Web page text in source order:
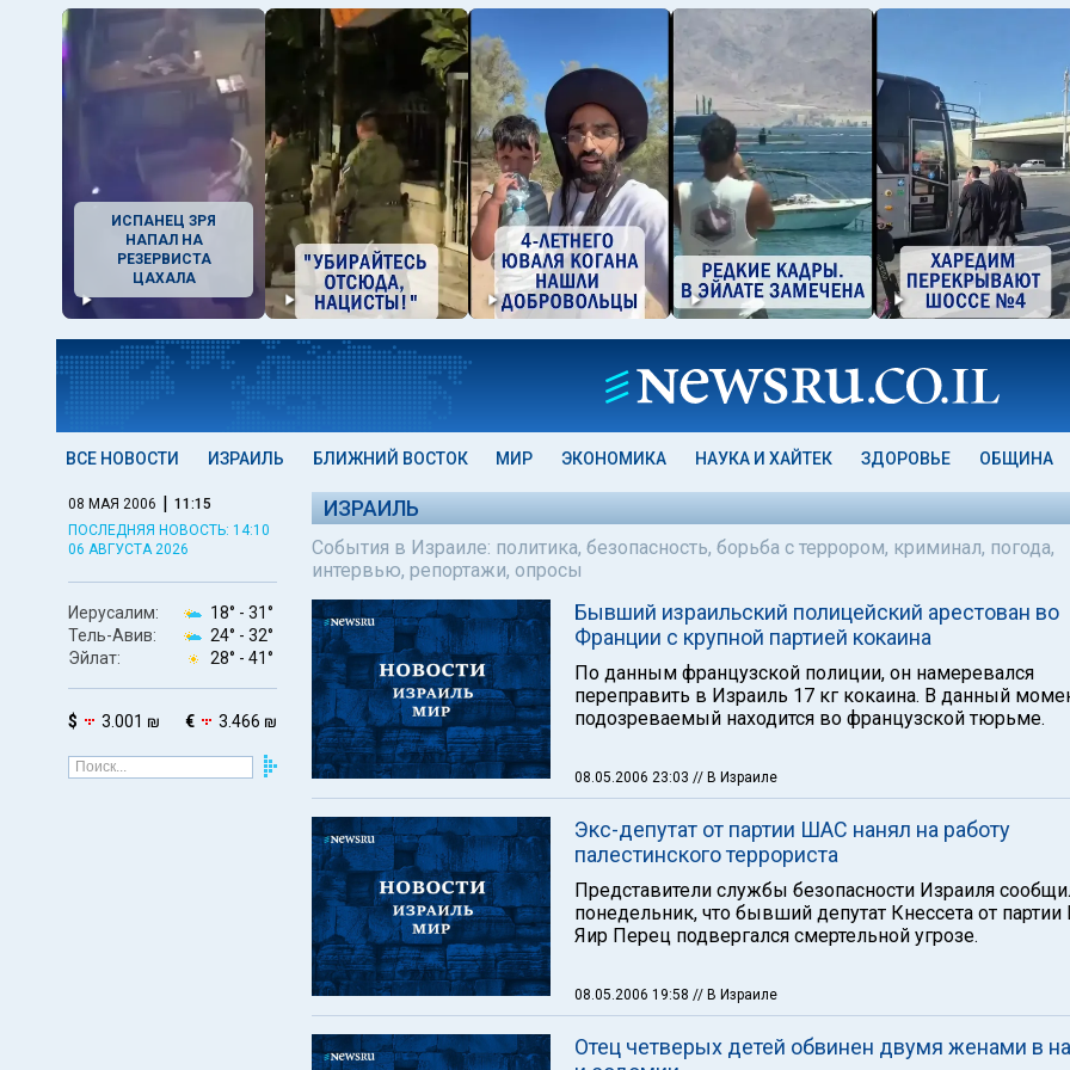
ИСПАНЕЦ ЗРЯ
НАПАЛ НА
РЕЗЕРВИСТА
ЦАХАЛА
ВСЕ НОВОСТИ ИЗРАИЛЬ БЛИЖНИЙ ВОСТОК МИР ЭКОНОМИКА НАУКА И ХАЙТЕК ЗДОРОВЬЕ ОБЩИНА
08 МАЯ 2006 | 11:15
ПОСЛЕДНЯЯ НОВОСТЬ: 14:10
06 АВГУСТА 2026
Иерусалим: 18° - 31°
Тель-Авив:
24° - 32°
Эйлат:
28° - 41°
$ 3.001 ₪ € 3.466 ₪
ИЗРАИЛЬ
События в Израиле: политика, безопасность, борьба с террором, криминал, погода,
интервью, репортажи, опросы
Бывший израильский полицейский арестован во
Франции с крупной партией кокаина
По данным французской полиции, он намеревался
переправить в Израиль 17 кг кокаина. В данный
подозреваемый находится во французской тюрьме.
08.05.2006 23:03 // В Израиле
Экс-депутат от партии ШАС нанял на работу
палестинского террориста
Представители службы безопасности Израиля
понедельник, что бывший депутат Кнессета от
Яир Перец подвергался смертельной угрозе.
08.05.2006 19:58 // В Израиле
Отец четверых детей обвинен двумя женами в